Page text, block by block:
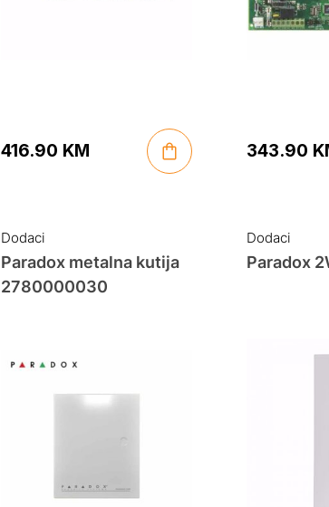
416.90 KM 343.90
Dodaci
Paradox metalna kutija
2780000030
Dodaci
Paradox